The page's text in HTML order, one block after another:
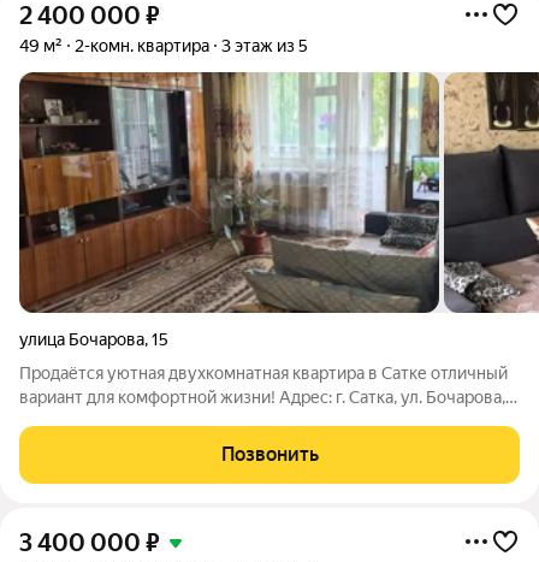
2 400 000 ₽
49 м² 2-комн. квартира 3 этаж из 5
улица Бочарова,15
Продаётся уютная двухкомнатная квартира в Сатке отличный
вариант для комфортной жизни! Адрес: г. Сатка, ул. Бочарова,
кв. м. Преимущества квартиры: раздельные комнаты удобно
для семьи;
Позвонить
3 400 000 ₽